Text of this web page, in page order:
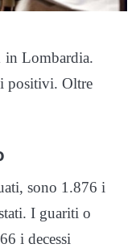
in Lombardia.
positivi. Oltre
sono 1.876 i
I guariti o
i decessi